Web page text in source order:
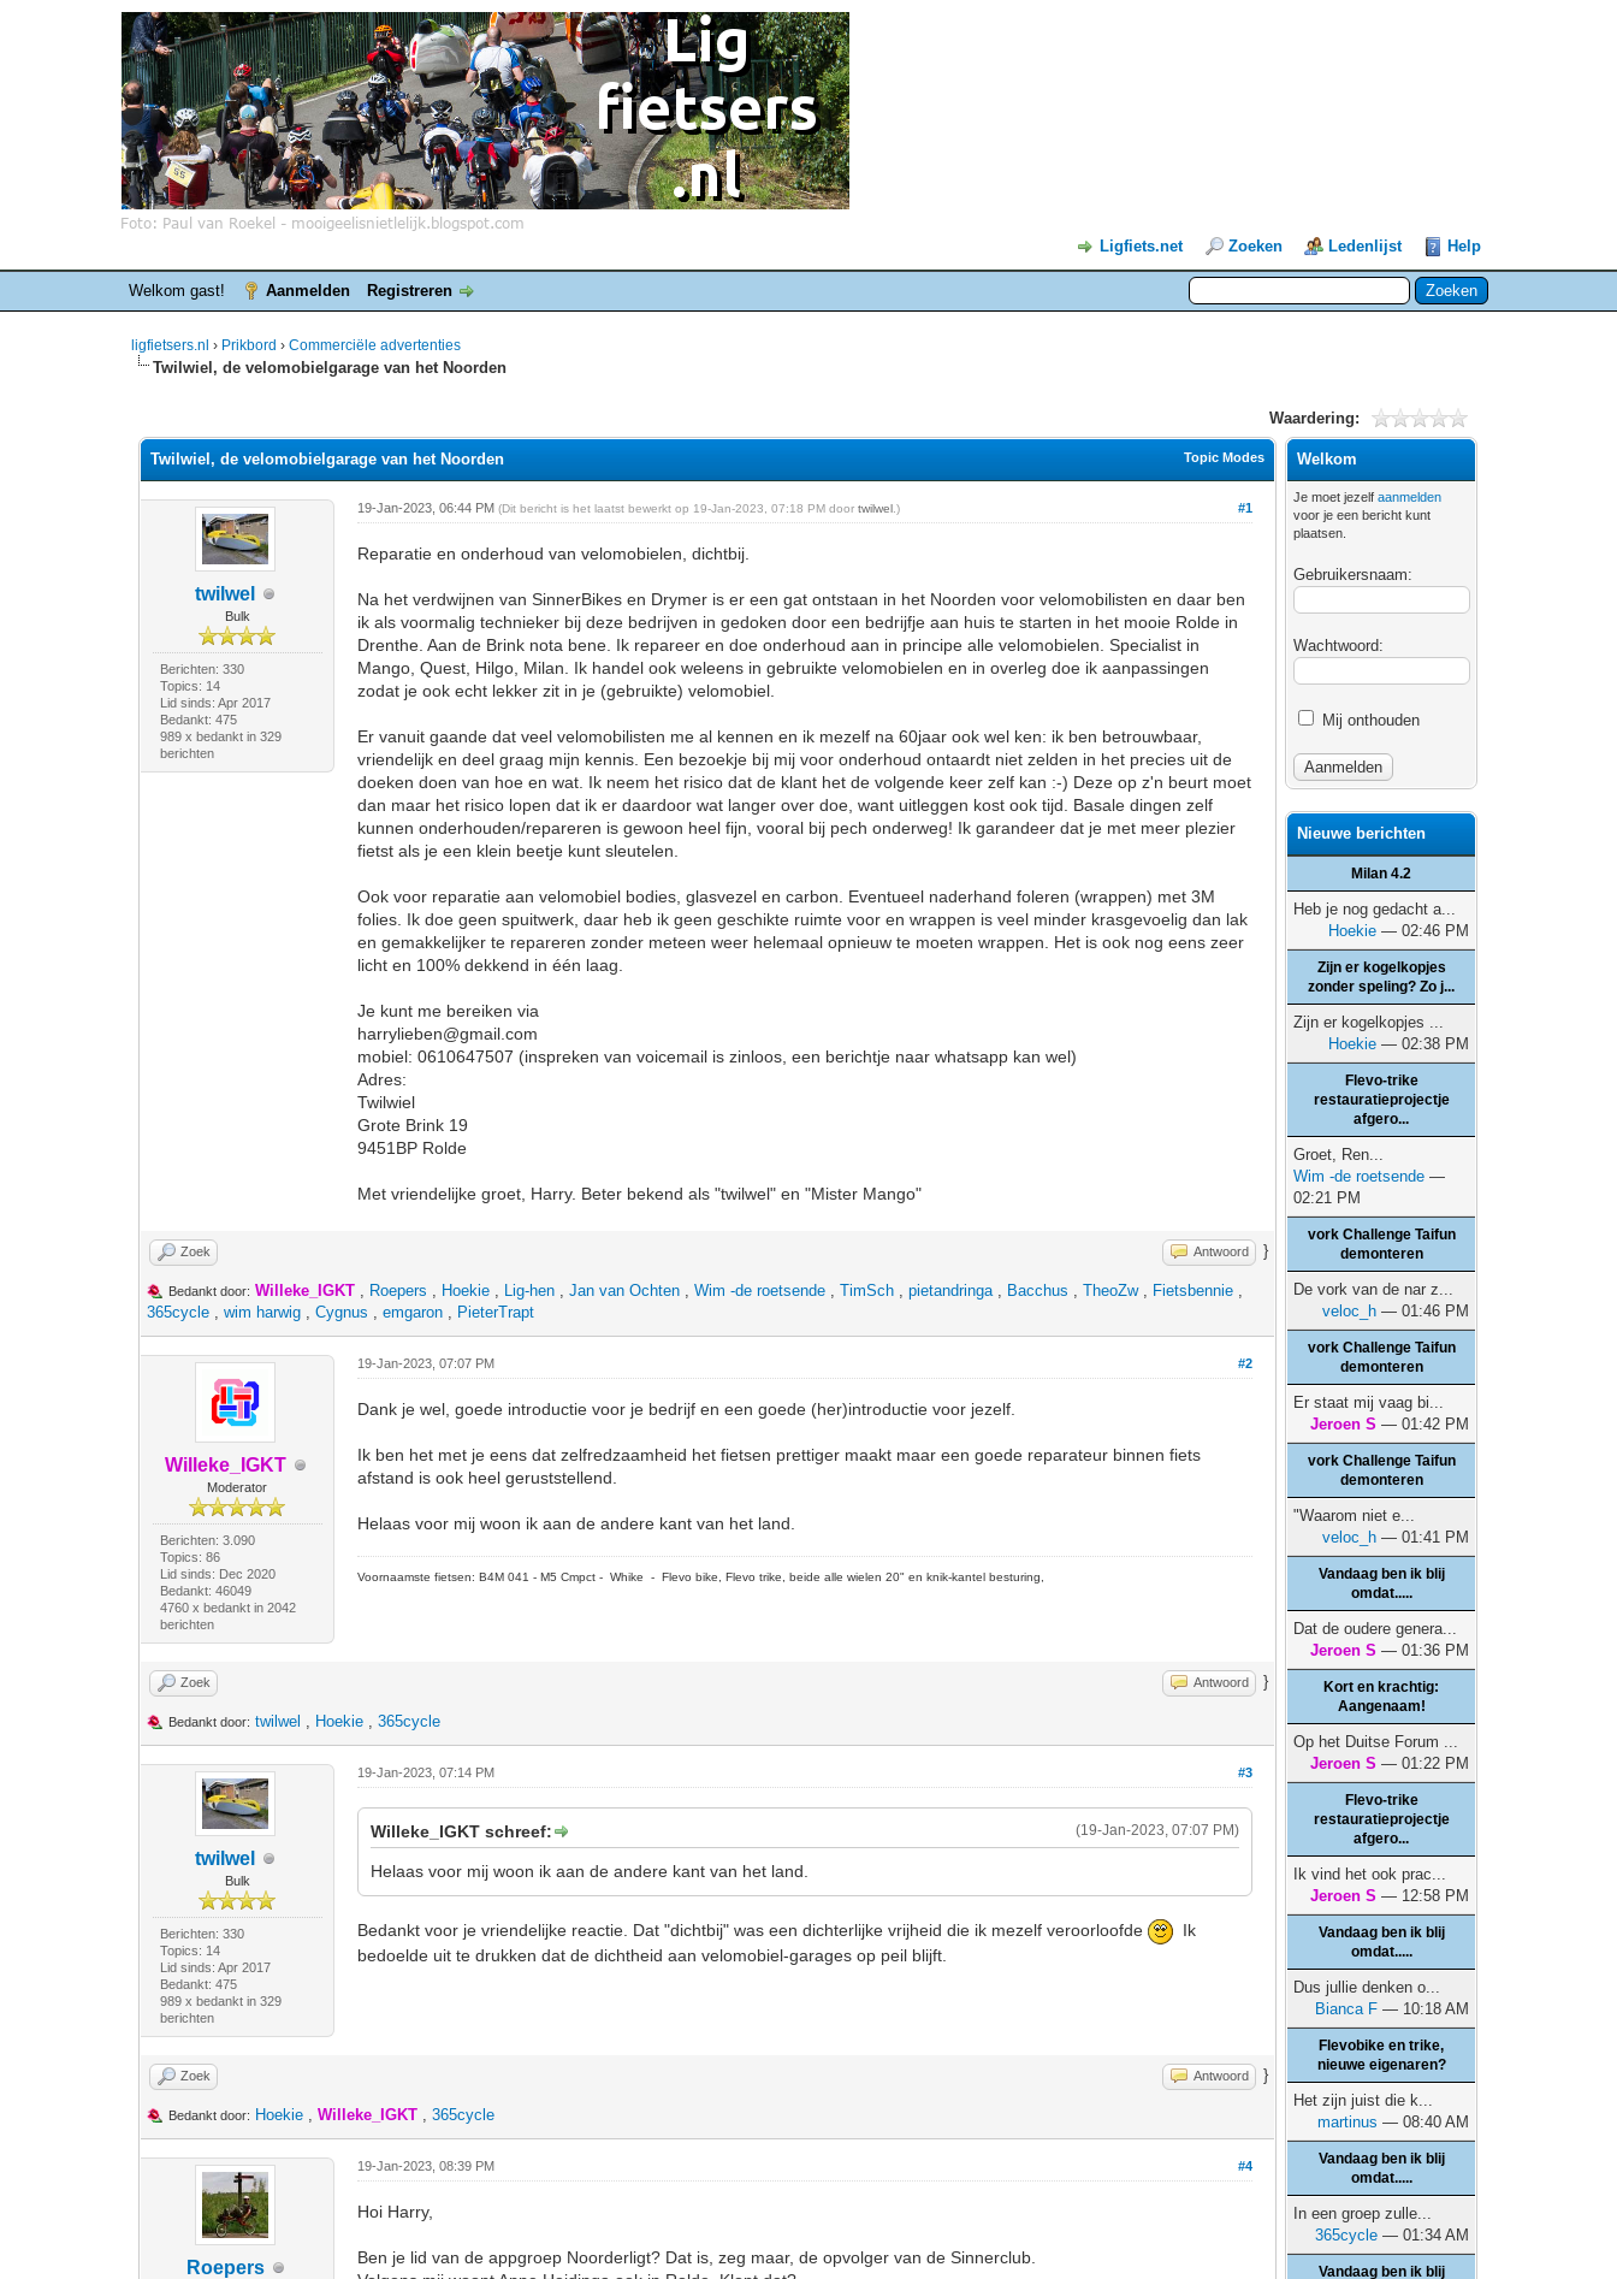
Ligfiets.net Zoeken Ledenlijst Help
Welkom gast! Aanmelden Registreren
ligfietsers.nl › Prikbord ›Commerciële advertenties
Twilwiel, de velomobielgarage van het Noorden
Waardering:
Topic Modes
Twilwiel, de velomobielgarage van het Noorden
twilwel
Bulk
Berichten: 330
Topics: 14
Lid sinds: Apr 2017
Bedankt: 475
989 x bedankt in 329
berichten
#1
19-Jan-2023, 06:44 PM(Dit bericht is het laatst bewerkt op 19-Jan-2023, 07:18 PM doortwilwel .)
Reparatie en onderhoud van velomobielen, dichtbij.
Na het verdwijnen van SinnerBikes en Drymer is er een gat ontstaan in het Noorden voor velomobilisten en daar ben
ik als voormalig technieker bij deze bedrijven in gedoken door een bedrijfje aan huis te starten in het mooie Rolde in
Drenthe. Aan de Brink nota bene. Ik repareer en doe onderhoud aan in principe alle velomobielen. Specialist in
Mango, Quest, Hilgo, Milan. Ik handel ook weleens in gebruikte velomobielen en in overleg doe ik aanpassingen
zodat je ook echt lekker zit in je (gebruikte) velomobiel.
Er vanuit gaande dat veel velomobilisten me al kennen en ik mezelf na 60jaar ook wel ken: ik ben betrouwbaar,
vriendelijk en deel graag mijn kennis. Een bezoekje bij mij voor onderhoud ontaardt niet zelden in het precies uit de
doeken doen van hoe en wat. Ik neem het risico dat de klant het de volgende keer zelf kan :-) Deze op z'n beurt moet
dan maar het risico lopen dat ik er daardoor wat langer over doe, want uitleggen kost ook tijd. Basale dingen zelf
kunnen onderhouden/repareren is gewoon heel fijn, vooral bij pech onderweg! Ik garandeer dat je met meer plezier
fietst als je een klein beetje kunt sleutelen.
Ook voor reparatie aan velomobiel bodies, glasvezel en carbon. Eventueel naderhand foleren (wrappen) met 3M
folies. Ik doe geen spuitwerk, daar heb ik geen geschikte ruimte voor en wrappen is veel minder krasgevoelig dan lak
en gemakkelijker te repareren zonder meteen weer helemaal opnieuw te moeten wrappen. Het is ook nog eens zeer
licht en 100% dekkend in één laag.
Je kunt me bereiken via
harrylieben@gmail.com
mobiel: 0610647507 (inspreken van voicemail is zinloos, een berichtje naar whatsapp kan wel)
Adres:
Twilwiel
Grote Brink 19
9451BP Rolde
Met vriendelijke groet, Harry. Beter bekend als "twilwel" en "Mister Mango"
Zoek Antwoord }
Bedankt door: Willeke_IGKT , Roepers , Hoekie , Lig-hen ,Jan van Ochten ,Wim -de roetsende ,TimSch ,pietandringa, Bacchus ,TheoZw, Fietsbennie ,
365cycle ,wim harwig ,Cygnus ,emgaron , PieterTrapt
Willeke_IGKT
Moderator
Berichten: 3.090
Topics: 86
Lid sinds: Dec 2020
Bedankt: 46049
4760 x bedankt in 2042
berichten
#2
19-Jan-2023, 07:07 PM
Dank je wel, goede introductie voor je bedrijf en een goede (her)introductie voor jezelf.
Ik ben het met je eens dat zelfredzaamheid het fietsen prettiger maakt maar een goede reparateur binnen fiets
afstand is ook heel geruststellend.
Helaas voor mij woon ik aan de andere kant van het land.
Voornaamste fietsen: B4M 041 - M5 Cmpct - Whike - Flevo bike, Flevo trike, beide alle wielen 20" en knik-kantel besturing,
Zoek Antwoord }
Bedankt door: twilwel , Hoekie ,365cycle
twilwel
Bulk
Berichten: 330
Topics: 14
Lid sinds: Apr 2017
Bedankt: 475
989 x bedankt in 329
berichten
#3
19-Jan-2023, 07:14 PM
(19-Jan-2023, 07:07 PM)
Willeke_IGKT schreef:
Helaas voor mij woon ik aan de andere kant van het land.
Bedankt voor je vriendelijke reactie. Dat "dichtbij" was een dichterlijke vrijheid die ik mezelf veroorloofde
Ik
bedoelde uit te drukken dat de dichtheid aan velomobiel-garages op peil blijft.
Zoek Antwoord }
Bedankt door: Hoekie ,Willeke_IGKT ,365cycle
Roepers
#4
19-Jan-2023, 08:39 PM
Hoi Harry,
Ben je lid van de appgroep Noorderligt? Dat is, zeg maar, de opvolger van de Sinnerclub.
Welkom
Je moet jezelfaanmelden
voor je een bericht kunt
plaatsen.
Gebruikersnaam:
Wachtwoord:
Mij onthouden
Nieuwe berichten
Milan 4.2
Heb je nog gedacht a...
Hoekie — 02:46 PM
Zijn er kogelkopjes
zonder speling? Zo j...
Zijn er kogelkopjes ...
Hoekie — 02:38 PM
Flevo-trike
restauratieprojectje
afgero...
Groet, Ren...
Wim -de roetsende —
02:21 PM
vork Challenge Taifun
demonteren
De vork van de nar z...
veloc_h — 01:46 PM
vork Challenge Taifun
demonteren
Er staat mij vaag bi...
Jeroen S — 01:42 PM
vork Challenge Taifun
demonteren
"Waarom niet e...
veloc_h — 01:41 PM
Vandaag ben ik blij
omdat.....
Dat de oudere genera...
Jeroen S — 01:36 PM
Kort en krachtig:
Aangenaam!
Op het Duitse Forum ...
Jeroen S — 01:22 PM
Flevo-trike
restauratieprojectje
afgero...
Ik vind het ook prac...
Jeroen S — 12:58 PM
Vandaag ben ik blij
omdat.....
Dus jullie denken o...
Bianca F — 10:18 AM
Flevobike en trike,
nieuwe eigenaren?
Het zijn juist die k...
martinus — 08:40 AM
Vandaag ben ik blij
omdat.....
In een groep zulle...
365cycle — 01:34 AM
Vandaag ben ik blij